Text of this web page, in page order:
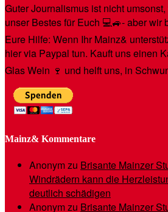
Guter Journalismus ist nicht
unser Bestes für Euch 💻🚙- aber wir
Eure Hilfe: Wenn Ihr Mainz&
hier via Paypal tun. Kauft uns einen
Glas Wein 🍷 und helft uns, in
Mainz& Kommentare
Anonymzu Brisante Mainzer
Windrädern kann die
deutlich schädigen
Anonymzu Brisante Mainzer